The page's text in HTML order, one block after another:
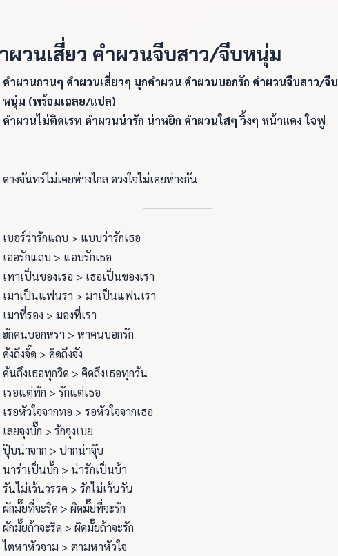
ผวนเสี่ยว คำผวนจีบสาว/จีบหนุ่ม
คำผวนกวนๆ คำผวนเสี่ยวๆ มุกคำผวน คำผวนบอกรัก คำผวนจีบสาว/จีบ
หนุ่ม (พร้อมเฉลย/แปล)
คำผวนไม่ติดเรท คำผวนน่ารัก น่าหยิก คำผวนใสๆ วิ้งๆ หน้าแดง ใจฟู
ดวงจันทร์ไม่เคยห่างไกล ดวงใจไม่เคยห่างกัน
เบอร์ว่ารักแถบ > แบบว่ารักเธอ
เออรักแถบ > แอบรักเธอ
เทาเป็นของเรอ > เธอเป็นของเรา
เมาเป็นแฟนรา > มาเป็นแฟนเรา
เมาที่รอง > มองที่เรา
ฮักคนบอกหรา > หาคนบอกรัก
คังถึงจิ๊ด > คิดถึงจัง
คันถึงเธอทุกวิด > คิดถึงเธอทุกวัน
เรอแต่ทัก > รักแต่เธอ
เรอหัวใจจากทอ > รอหัวใจจากเธอ
เลยจุงบั๊ก > รักจุงเบย
ปุ๊บน่าจาก > ปากน่าจุ๊บ
นาร่าเป็นบั๊ก > น่ารักเป็นบ้า
รันไม่เว้นวรรค > รักไม่เว้นวัน
ผักมั๊ยที่จะริด > ผิดมั๊ยที่จะรัก
ผักมั๊ยถ้าจะริด > ผิดมั๊ยถ้าจะรัก
ไตหาหัวจาม > ตามหาหัวใจ